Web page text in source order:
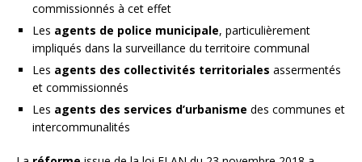
commissionnés à cet effet
Les agents de police municipale, particulièrement
impliqués dans la surveillance du territoire communal
Les agents des collectivités territoriales assermentés
et commissionnés
Les agents des services d’urbanisme des communes et
intercommunalités